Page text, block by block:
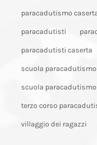
paracadutismo
paracadutisti
paracadutisti caserta
scuola
scuola
terzo corso
villaggio dei ragazzi